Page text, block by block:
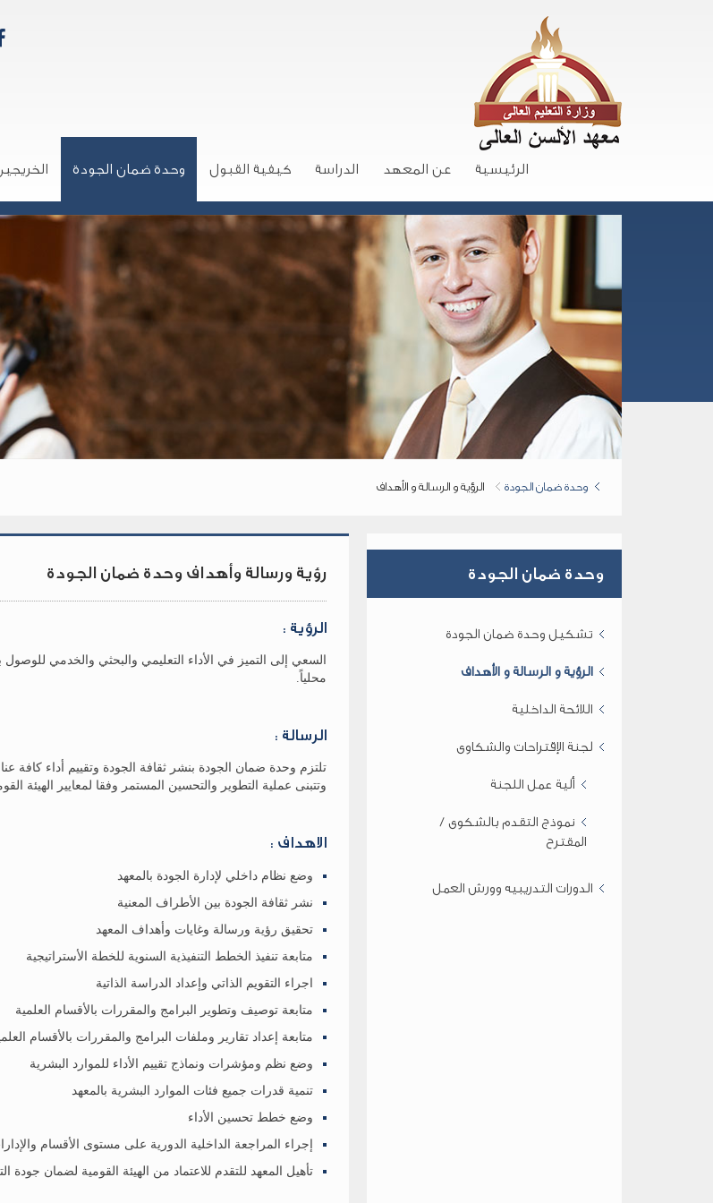
الرئيسية عن المعهد الدراسة كيفية القبول وحدة ضمان الجودة
وحدة ضمان الجودة الرؤية و الرسالة و الأهداف
وحدة ضمان الجودة
تشكيل وحدة ضمان الجودة
الرؤية و الرسالة و الأهداف
اللائحة الداخلية
لجنة الإقتراحات والشكاوى
ألية عمل اللجنة
نموذج التقدم بالشكوى /
المقترح
الدورات التدريبيه وورش العمل
رؤية ورسالة وأهداف وحدة ضمان الجودة
الرؤية :
السعي إلى التميز في الأداء التعليمي والبحثي والخدمي للوصول
محلياً.
الرسالة :
تلتزم وحدة ضمان الجودة بنشر ثقافة الجودة وتقييم أداء كافة
وتتبنى عملية التطوير والتحسين المستمر وفقا لمعايير الهيئة
الاهداف :
وضع نظام داخلي لإدارة الجودة بالمعهد
نشر ثقافة الجودة بين الأطراف المعنية
تحقيق رؤية ورسالة وغايات وأهداف المعهد
متابعة تنفيذ الخطط التنفيذية السنوية للخطة الأستراتيجية
اجراء التقويم الذاتي وإعداد الدراسة الذاتية
متابعة توصيف وتطوير البرامج والمقررات بالأقسام العلمية
متابعة إعداد تقارير وملفات البرامج والمقررات بالأقسام
وضع نظم ومؤشرات ونماذج تقييم الأداء للموارد البشرية
تنمية قدرات جميع فئات الموارد البشرية بالمعهد
وضع خطط تحسين الأداء
إجراء المراجعة الداخلية الدورية على مستوى الأقسام
تأهيل المعهد للتقدم للاعتماد من الهيئة القومية لضمان جودة